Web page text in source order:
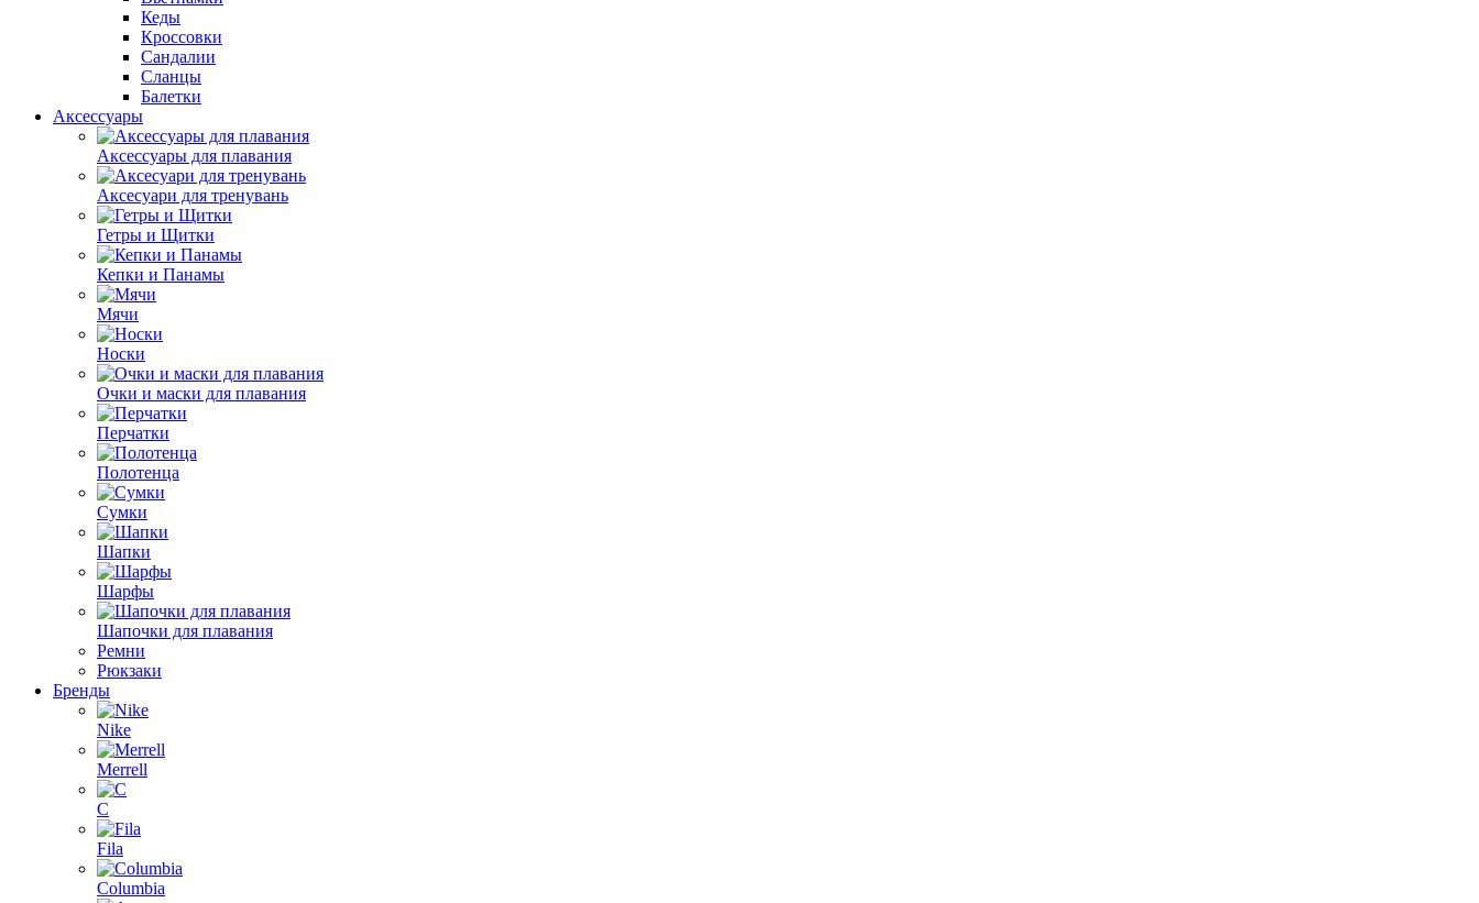
Кеды
Кроссовки
Сандалии
Сланцы
Балетки
Аксессуары
Аксессуары для плавания
Аксесуари для тренувань
Гетры и Щитки
Кепки и Панамы
Мячи
Носки
Очки и маски для плавания
Перчатки
Полотенца
Сумки
Шапки
Шарфы
Шапочки для плавания
Ремни
Рюкзаки
Бренды
Nike
Merrell
C
Fila
Columbia